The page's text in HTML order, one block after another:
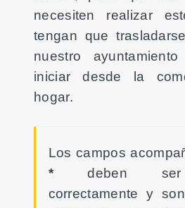
necesiten realizar
tengan que
nuestro
iniciar desde la
hogar.
Los campos
*deben
correctamente y